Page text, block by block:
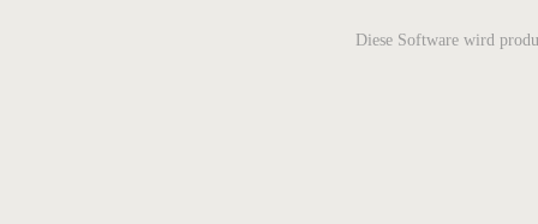
Diese Software wird